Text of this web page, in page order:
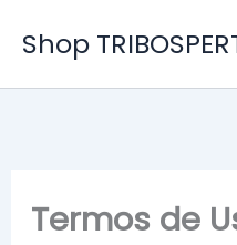
para
o
Shop
Termos de